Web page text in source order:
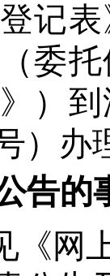
登记
委
）
）办
告的
《网